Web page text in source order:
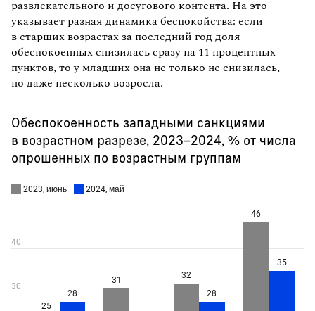
развлекательного и досугового контента. На это
указывает разная динамика беспокойства: если
в старших возрастах за последний год доля
обеспокоенных снизилась сразу на 11 процентных
пунктов, то у младших она не только не снизилась,
но даже несколько возросла.
Обеспокоенность западными санкциями
в возрастном разрезе, 2023–2024, % от числа
опрошенных по возрастным группам